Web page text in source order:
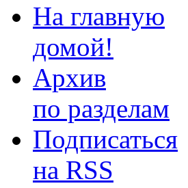
На главную
домой!
Архив
по разделам
Подписаться
на RSS